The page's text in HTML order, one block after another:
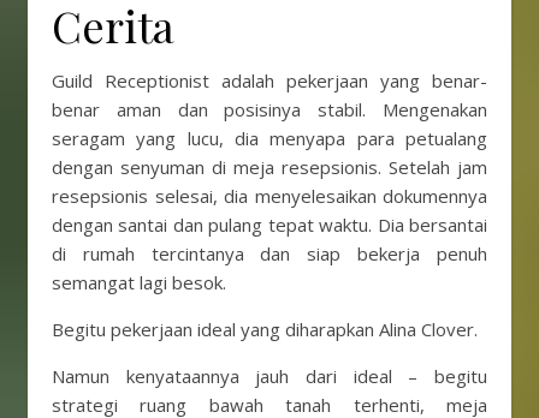
Cerita
Guild Receptionist adalah pekerjaan yang benar-
benar aman dan posisinya stabil. Mengenakan
seragam yang lucu, dia menyapa para petualang
dengan senyuman di meja resepsionis. Setelah jam
resepsionis selesai, dia menyelesaikan dokumennya
dengan santai dan pulang tepat waktu. Dia bersantai
di rumah tercintanya dan siap bekerja penuh
semangat lagi besok.
Begitu pekerjaan ideal yang diharapkan Alina Clover.
Namun kenyataannya jauh dari ideal – begitu
strategi ruang bawah tanah terhenti, meja